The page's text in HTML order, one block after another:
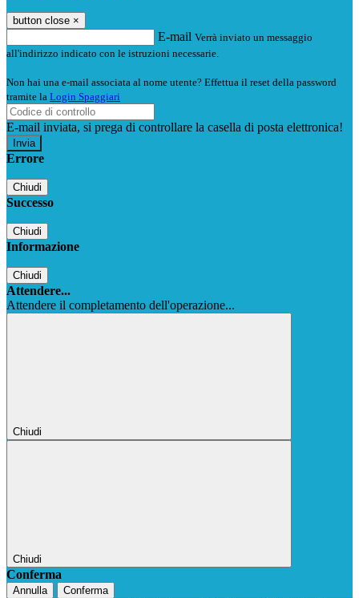
button close ×
E-mail Verrà inviato un messaggio
all'indirizzo indicato con le istruzioni necessarie.
Non hai una e-mail associata al nome utente? Effettua il reset della password
tramite la Login Spaggiari
E-mail inviata, si prega di controllare la casella di posta elettronica!
Errore
Chiudi
Successo
Chiudi
Informazione
Chiudi
Attendere...
Attendere il completamento dell'operazione...
Chiudi
Chiudi
Conferma
Annulla Conferma